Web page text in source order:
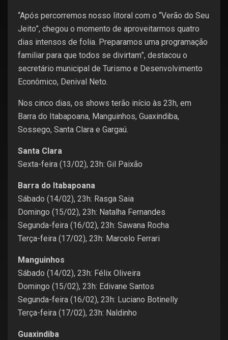
“Após percorremos nosso litoral com o “Verão do Seu
Jeito”, chegou o momento de aproveitarmos quatro
dias intensos de folia. Preparamos uma programação
familiar para que todos se divirtam”, destacou o
secretário municipal de Turismo e Desenvolvimento
Econômico, Denival Neto.
Nos cinco dias, os shows terão início às 23h, em
Barra do Itabapoana, Manguinhos, Guaxindiba,
Sossego, Santa Clara e Gargaú.
Santa Clara
Sexta-feira (13/02), 23h: Gil Paixão
Barra do Itabapoana
Sábado (14/02), 23h: Rasga Saia
Domingo (15/02), 23h: Natalha Fernandes
Segunda-feira (16/02), 23h: Sawana Rocha
Terça-feira (17/02), 23h: Marcelo Ferrari
Manguinhos
Sábado (14/02), 23h: Félix Oliveira
Domingo (15/02), 23h: Edivane Santos
Segunda-feira (16/02), 23h: Luciano Botinelly
Terça-feira (17/02), 23h: Naldinho
Guaxindiba